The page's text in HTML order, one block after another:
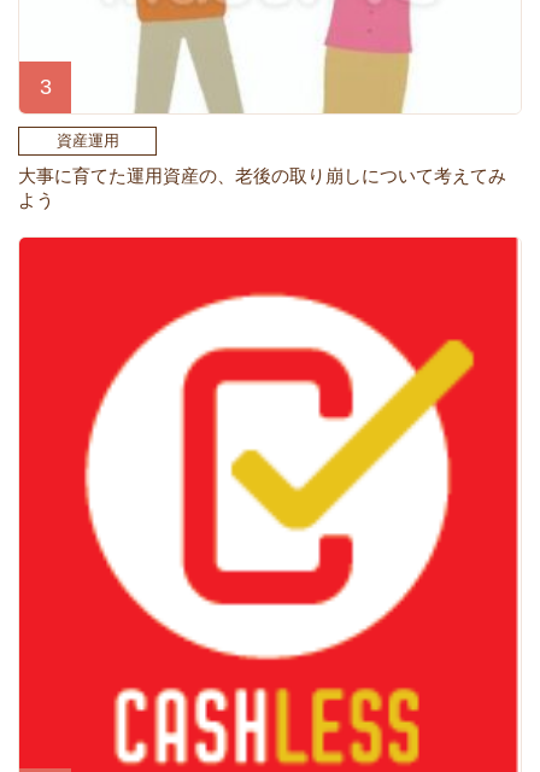
資産運用
大事に育てた運用資産の、老後の取り崩しについて考えてみ
よう